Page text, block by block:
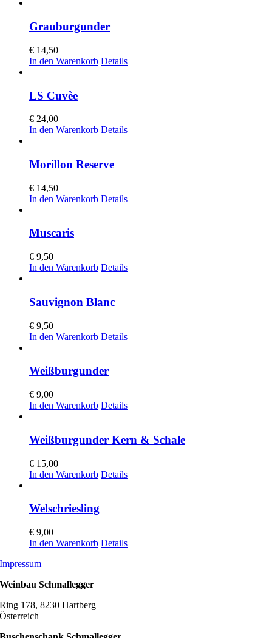
Grauburgunder
€ 14,50
In den Warenkorb Details
LS Cuvèe
€ 24,00
In den Warenkorb Details
Morillon Reserve
€ 14,50
In den Warenkorb Details
Muscaris
€ 9,50
In den Warenkorb Details
Sauvignon Blanc
€ 9,50
In den Warenkorb Details
Weißburgunder
€ 9,00
In den Warenkorb Details
Weißburgunder Kern & Schale
€ 15,00
In den Warenkorb Details
Welschriesling
€ 9,00
In den Warenkorb Details
Impressum
Weinbau Schmallegger
Ring 178, 8230 Hartberg
Österreich